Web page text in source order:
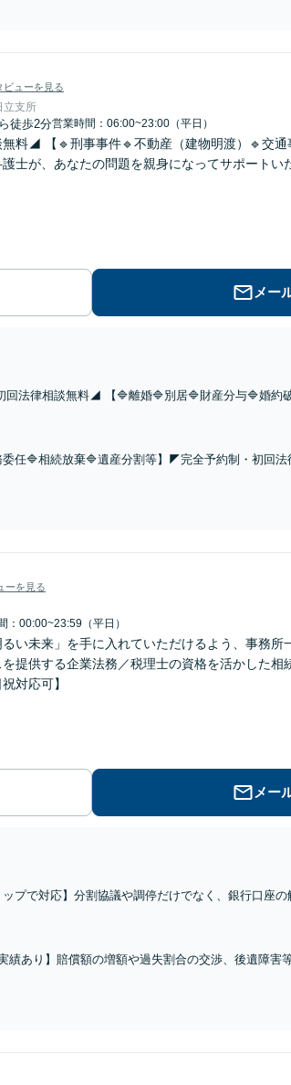
ビューを見る
立支所
徒歩2分営業時間：06:00~23:00（平日）
料◢ 【🔹刑事事件🔹不動産（建物明渡）🔹交通
士が、あなたの問題を親身になってサポート
メー
法律相談無料◢ 【🔷離婚🔷別居🔷財産分与🔷婚約
委任🔷相続放棄🔷遺産分割等】◤完全予約制・初回
ーを見る
：00:00~23:59（平日）
い未来」を手に入れていただけるよう、事務所
提供する企業法務／税理士の資格を活かした相
対応可】
メー
ップで対応】分割協議や調停だけでなく、銀行口座
績あり】賠償額の増額や過失割合の交渉、後遺障害